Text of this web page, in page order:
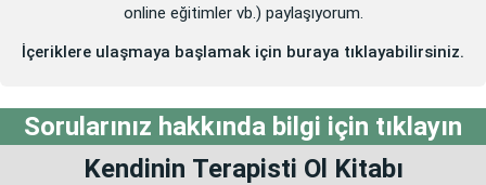
online eğitimler vb.) paylaşıyorum.
İçeriklere ulaşmaya başlamak için buraya tıklayabilirsiniz.
Sorularınız hakkında bilgi için tıklayın
Kendinin Terapisti Ol Kitabı